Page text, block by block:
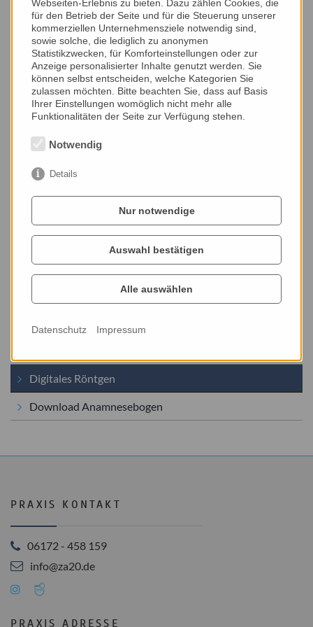
Chirurgie
Ästhetische Zahnheilkunde und CEREC
Implantologie
Kinderzahnheilkunde
Prophylaxe
Endodontie
Digitales Röntgen
Download Anamnesebogen
PRAXIS KONTAKT
06172 - 458 159
info@za20.de
PRAXIS ADRESSE
Webseiten-Erlebnis zu bieten. Dazu zählen Cookies, die
für den Betrieb der Seite und für die Steuerung unserer
kommerziellen Unternehmensziele notwendig sind,
sowie solche, die lediglich zu anonymen
Statistikzwecken, für Komforteinstellungen oder zur
Anzeige personalisierter Inhalte genutzt werden. Sie
können selbst entscheiden, welche Kategorien Sie
zulassen möchten. Bitte beachten Sie, dass auf Basis
Ihrer Einstellungen womöglich nicht mehr alle
Funktionalitäten der Seite zur Verfügung stehen.
Notwendig
Details
Nur notwendige
Auswahl bestätigen
Alle auswählen
Datenschutz Impressum